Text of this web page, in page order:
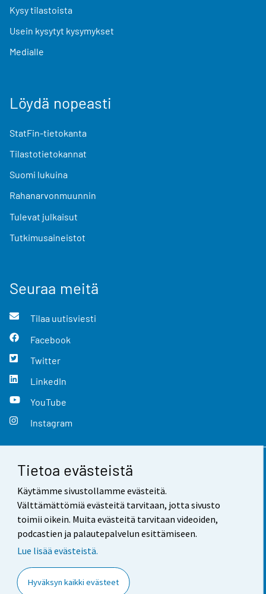
Tietoa evästeistä
Käytämme sivustollamme evästeitä.
Välttämättömiä evästeitä tarvitaan, jotta sivusto
toimii oikein. Muita evästeitä tarvitaan videoiden,
podcastien ja palautepalvelun esittämiseen.
Lue lisää evästeistä.
Hyväksyn kaikki evästeet
Kysy tilastoista
Usein kysytyt kysymykset
Medialle
Löydä nopeasti
StatFin-tietokanta
Tilastotietokannat
Suomi lukuina
Rahanarvonmuunnin
Tulevat julkaisut
Tutkimusaineistot
Seuraa meitä
Tilaa uutisviesti
Facebook
Twitter
LinkedIn
YouTube
Instagram
Yhteystiedot
Palaute
Käyttöehdot
Saavutettavuus